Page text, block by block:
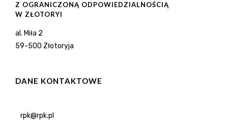
Z OGRANICZONĄ ODPOWIEDZIALNOŚCIĄ
W ZŁOTORYI
al. Miła 2
59-500 Złotoryja
DANE KONTAKTOWE
rpk@rpk.pl